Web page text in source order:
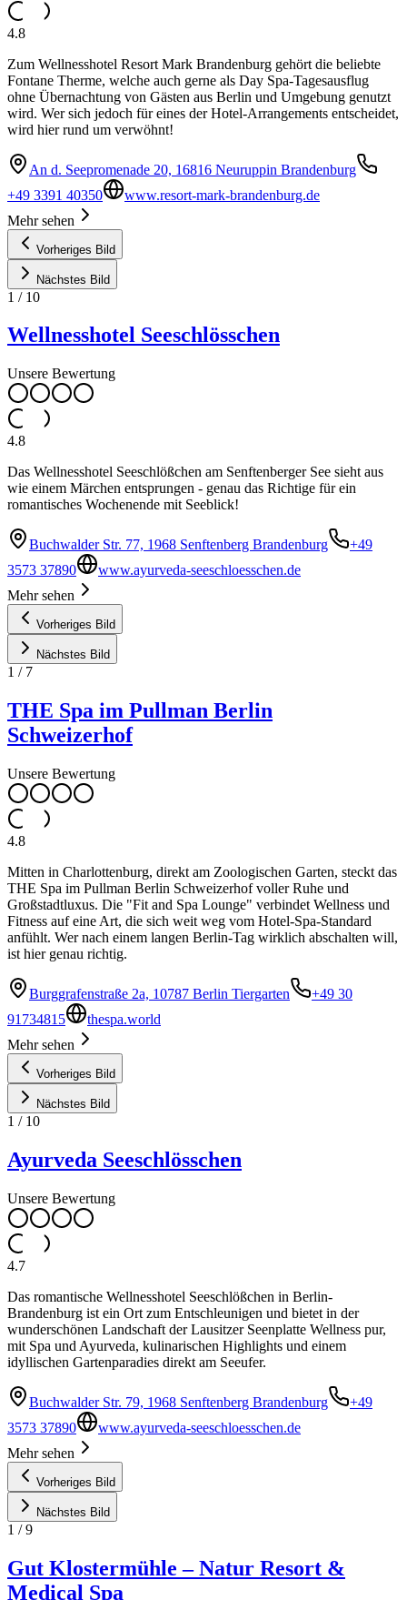
4.8
Zum Wellnesshotel Resort Mark Brandenburg gehört die beliebte
Fontane Therme, welche auch gerne als Day Spa-Tagesausflug
ohne Übernachtung von Gästen aus Berlin und Umgebung genutzt
wird. Wer sich jedoch für eines der Hotel-Arrangements entscheidet,
wird hier rund um verwöhnt!
An d. Seepromenade 20, 16816 Neuruppin Brandenburg
+49 3391 40350
www.resort-mark-brandenburg.de
Mehr sehen
Vorheriges Bild
Nächstes Bild
1 / 10
Wellnesshotel Seeschlösschen
Unsere Bewertung
4.8
Das Wellnesshotel Seeschlößchen am Senftenberger See sieht aus
wie einem Märchen entsprungen - genau das Richtige für ein
romantisches Wochenende mit Seeblick!
Buchwalder Str. 77, 1968 Senftenberg Brandenburg
+49
3573 37890
www.ayurveda-seeschloesschen.de
Mehr sehen
Vorheriges Bild
Nächstes Bild
1 / 7
THE Spa im Pullman Berlin
Schweizerhof
Unsere Bewertung
4.8
Mitten in Charlottenburg, direkt am Zoologischen Garten, steckt das
THE Spa im Pullman Berlin Schweizerhof voller Ruhe und
Großstadtluxus. Die "Fit and Spa Lounge" verbindet Wellness und
Fitness auf eine Art, die sich weit weg vom Hotel-Spa-Standard
anfühlt. Wer nach einem langen Berlin-Tag wirklich abschalten will,
ist hier genau richtig.
Burggrafenstraße 2a, 10787 Berlin Tiergarten
+49 30
91734815
thespa.world
Mehr sehen
Vorheriges Bild
Nächstes Bild
1 / 10
Ayurveda Seeschlösschen
Unsere Bewertung
4.7
Das romantische Wellnesshotel Seeschlößchen in Berlin-
Brandenburg ist ein Ort zum Entschleunigen und bietet in der
wunderschönen Landschaft der Lausitzer Seenplatte Wellness pur,
mit Spa und Ayurveda, kulinarischen Highlights und einem
idyllischen Gartenparadies direkt am Seeufer.
Buchwalder Str. 79, 1968 Senftenberg Brandenburg
+49
3573 37890
www.ayurveda-seeschloesschen.de
Mehr sehen
Vorheriges Bild
Nächstes Bild
1 /9
Gut Klostermühle – Natur Resort &
Medical Spa